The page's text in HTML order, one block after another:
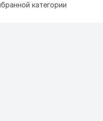
категории